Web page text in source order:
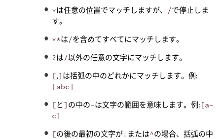
*は任意の位置でマッチしますが、 /で停止しま
す。
**は/を含めてすべてにマッチします。
?は/以外の任意の文字にマッチします。
[,] は括弧の中のどれかにマッチします。例:
[abc]
[と ] の中の-は文字の範囲を意味します。例: [a-
c]
[の後の最初の文字が! または^の場合、括弧の中